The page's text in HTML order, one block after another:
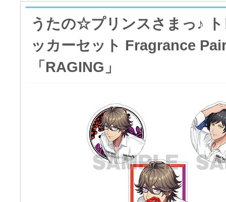
うたの☆プリンスさまっ♪
ッカーセット Fragrance
「RAGING」